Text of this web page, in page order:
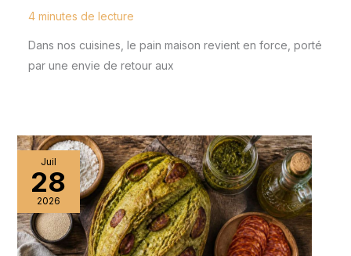
4 minutes de lecture
Dans nos cuisines, le pain maison revient en force, porté
par une envie de retour aux
Juil
28
2026